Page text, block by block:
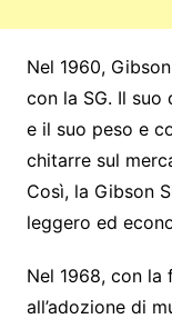
Nel 1960,
con la SG. Il suo
e il suo peso e
chitarre sul
Così, la Gibson
leggero ed
Nel 1968, con la
all’adozione di